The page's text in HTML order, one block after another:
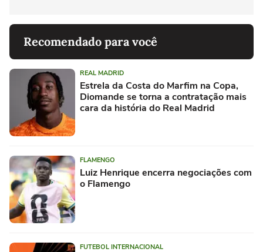
Recomendado para você
REAL MADRID
Estrela da Costa do Marfim na Copa,
Diomande se torna a contratação mais
cara da história do Real Madrid
FLAMENGO
Luiz Henrique encerra negociações com
o Flamengo
FUTEBOL INTERNACIONAL